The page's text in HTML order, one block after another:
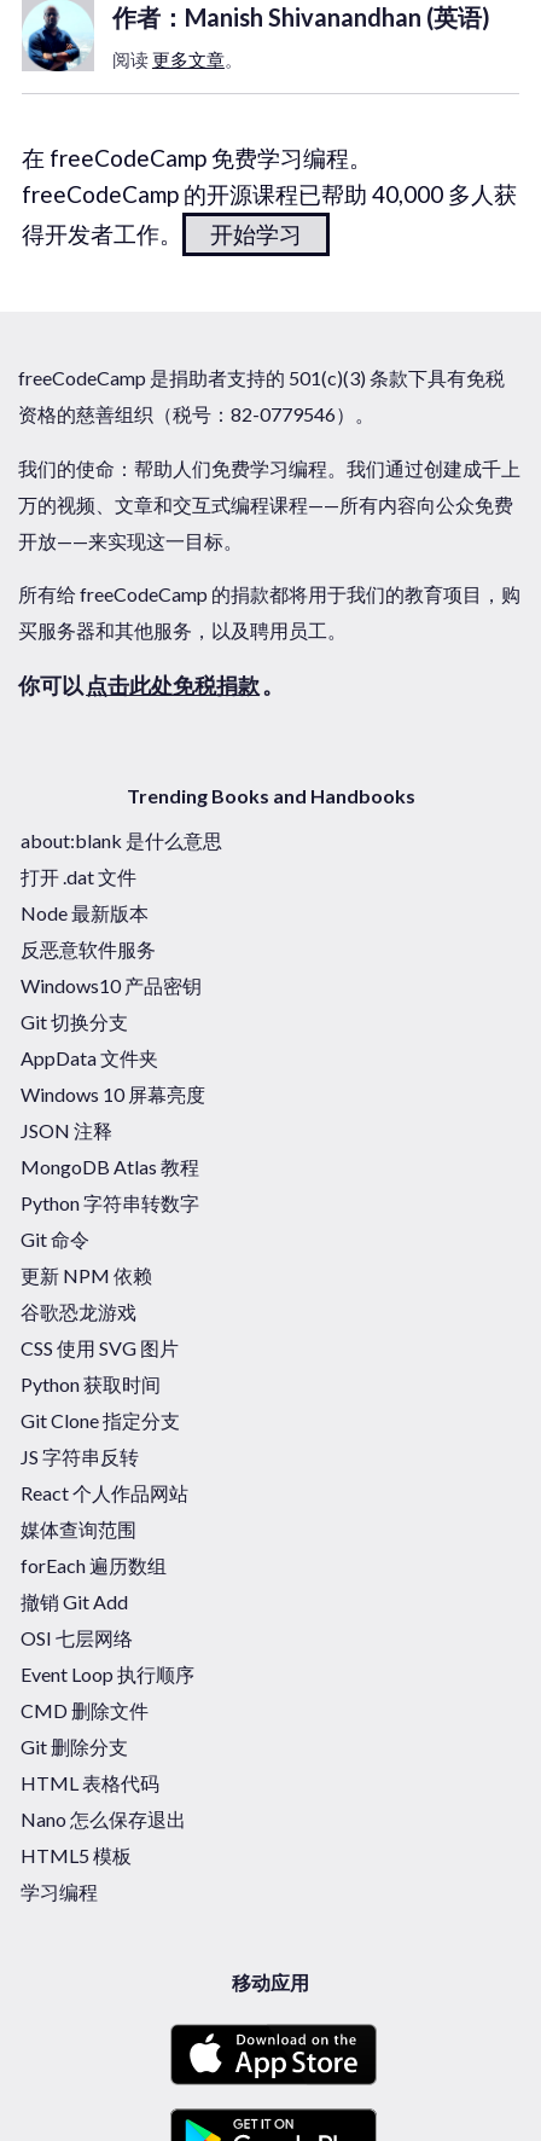
作者：Manish Shivanandhan (英语)
阅读更多文章。
在 freeCodeCamp 免费学习编程。
freeCodeCamp 的开源课程已帮助 40,000 多人获
得开发者工作。
开始学习
freeCodeCamp 是捐助者支持的 501(c)(3) 条款下具有免税
资格的慈善组织（税号：82-0779546）。
我们的使命：帮助人们免费学习编程。我们通过创建成千上
万的视频、文章和交互式编程课程——所有内容向公众免费
开放——来实现这一目标。
所有给 freeCodeCamp 的捐款都将用于我们的教育项目，购
买服务器和其他服务，以及聘用员工。
你可以 点击此处免税捐款。
Trending Books and Handbooks
about:blank 是什么意思
打开 .dat 文件
Node 最新版本
反恶意软件服务
Windows10 产品密钥
Git 切换分支
AppData 文件夹
Windows 10 屏幕亮度
JSON 注释
MongoDB Atlas 教程
Python 字符串转数字
Git 命令
更新 NPM 依赖
谷歌恐龙游戏
CSS 使用 SVG 图片
Python 获取时间
Git Clone 指定分支
JS 字符串反转
React 个人作品网站
媒体查询范围
forEach 遍历数组
撤销 Git Add
OSI 七层网络
Event Loop 执行顺序
CMD 删除文件
Git 删除分支
HTML 表格代码
Nano 怎么保存退出
HTML5 模板
学习编程
移动应用